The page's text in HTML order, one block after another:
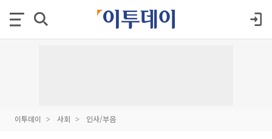
이투데이 사회 인사/부음